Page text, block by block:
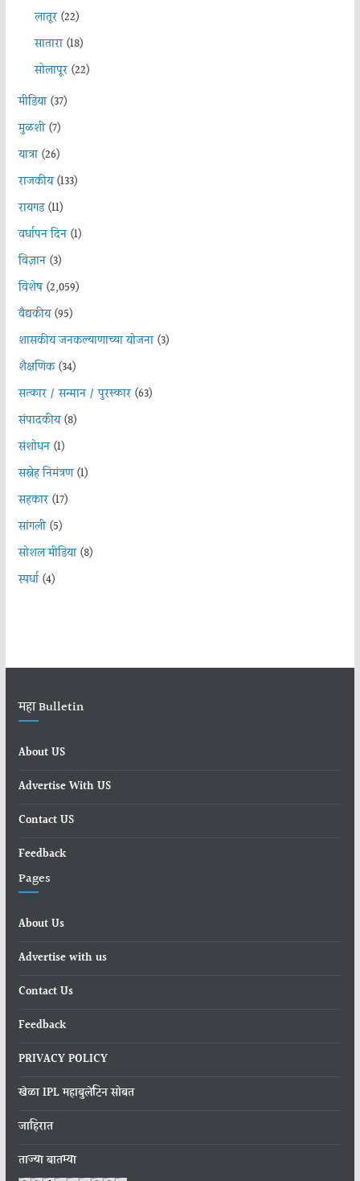
लातूर(22)
सातारा(18)
सोलापूर(22)
मीडिया(37)
मुळशी(7)
यात्रा(26)
राजकीय(133)
रायगड(11)
वर्धापन दिन(1)
विज्ञान(3)
विशेष(2,059)
वैद्यकीय(95)
शासकीय जनकल्याणाच्या योजना(3)
शैक्षणिक(34)
सत्कार / सन्मान / पुरस्कार(63)
संपादकीय(8)
संशोधन(1)
सस्नेह निमंत्रण(1)
सहकार(17)
सांगली(5)
सोशल मीडिया(8)
स्पर्धा(4)
महा Bulletin
About US
Advertise With US
Contact US
Feedback
Pages
About Us
Advertise with us
Contact Us
Feedback
PRIVACY POLICY
खेळा IPL महाबुलेटिन सोबत
जाहिरात
ताज्या बातम्या